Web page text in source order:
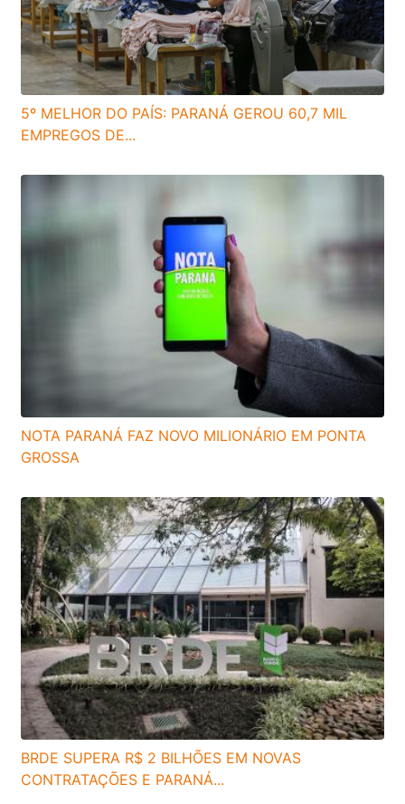
5º MELHOR DO PAÍS: PARANÁ GEROU 60,7 MIL
EMPREGOS DE...
NOTA PARANÁ FAZ NOVO MILIONÁRIO EM PONTA
GROSSA
BRDE SUPERA R$ 2 BILHÕES EM NOVAS
CONTRATAÇÕES E PARANÁ...